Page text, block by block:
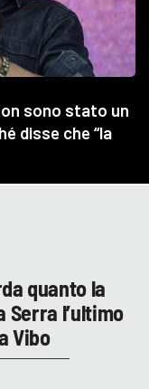
quanto la
l’ultimo
Vibo